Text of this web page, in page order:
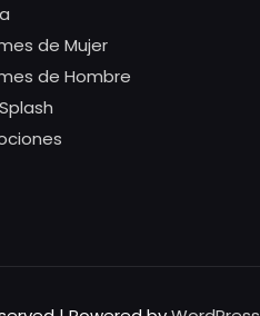
de Mujer
de Hombre